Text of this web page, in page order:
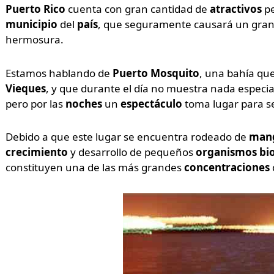
Puerto Rico cuenta con gran cantidad de atractivos
municipio del país, que seguramente causará un
hermosura.
Estamos hablando de Puerto Mosquito, una bahía
Vieques, y que durante el día no muestra nada
pero por las noches un espectáculo toma lugar para
Debido a que este lugar se encuentra rodeado de
crecimiento y desarrollo de pequeñosorganismos
constituyen una de las más grandesconcentraciones